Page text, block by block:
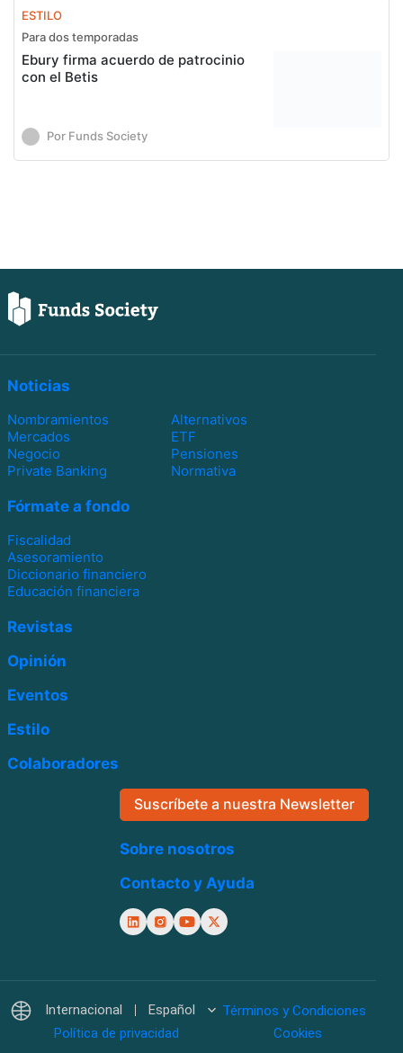
ESTILO
Para dos temporadas
Ebury firma acuerdo de patrocinio
con el Betis
Por Funds Society
Noticias
Nombramientos
Alternativos
Mercados
ETF
Negocio
Pensiones
Private Banking
Normativa
Fórmate a fondo
Fiscalidad
Asesoramiento
Diccionario financiero
Educación financiera
Revistas
Opinión
Eventos
Estilo
Colaboradores
Suscríbete a nuestra Newsletter
Sobre nosotros
Contacto y Ayuda
Internacional Español
Términos y Condiciones
Política de privacidad
Cookies